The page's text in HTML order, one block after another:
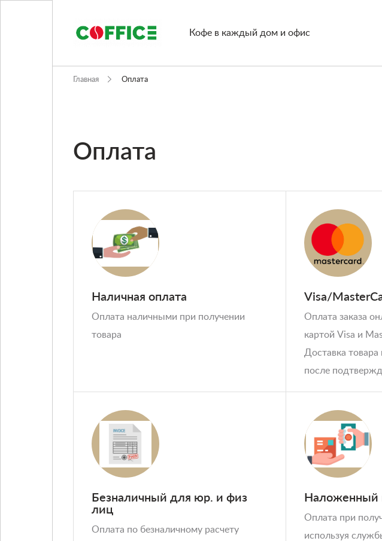
Кофе в каждый дом и офис
Главная Оплата
Оплата
Наличная оплата
Оплата наличными при получении
товара
Visa/
Оплата заказа
картой Visa и
Доставка
после
Безналичный для юр. и физ
лиц
Оплата по безналичному расчету
Наложенный
Оплата при
используя
Подобрать решение